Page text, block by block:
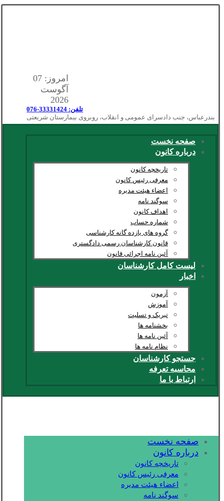
امروز: 07
آگوست
2026
تلفن: 33331424-076
بندرعباس، جنب دادسرای عمومی و انقلاب، روبروی بیمارستان شریعتی
صفحه نخست
درباره کانون
تاریخچه کانون
معرفی رئیس کانون
اعضاء هیئت مدیره
سوگند نامه
اهداف کانون
شماره حساب
گروه های یازده گانه کارشناسی
قانون کارشناسان رسمی دادگستری
آئین نامه اجرائی قانون
لیست کامل کارشناسان
اخبار
آزمون
آموزش
تبریک و تسلیت
بخشنامه ها
آئین نامه ها
نظام نامه ها
جستجو کارشناسان
محاسبه تعرفه
ارتباط با ما
صفحه نخست
درباره کانون
تاریخچه کانون
معرفی رئیس کانون
اعضاء هیئت مدیره
سوگند نامه